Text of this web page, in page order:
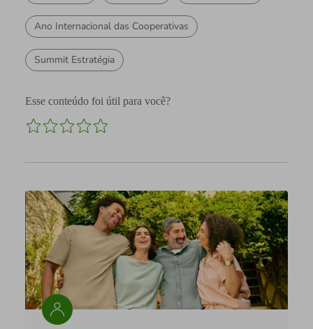
Ano Internacional das Cooperativas
Summit Estratégia
Esse conteúdo foi útil para você?